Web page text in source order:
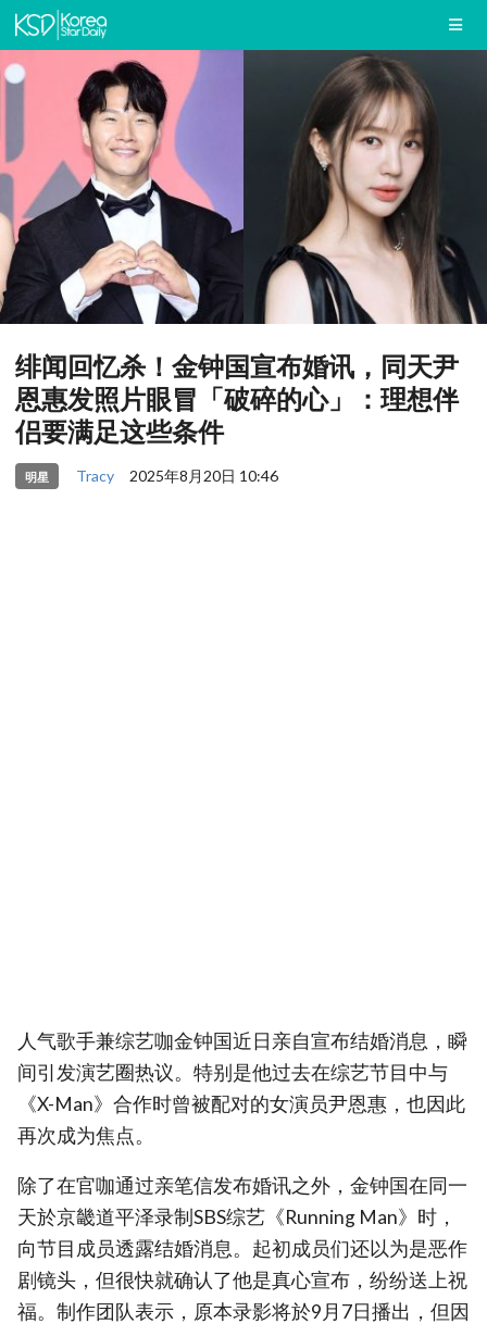
绯闻回忆杀！金钟国宣布婚讯，同天尹
恩惠发照片眼冒「破碎的心」：理想伴
侣要满足这些条件
明星 Tracy 2025年8月20日 10:46
人气歌手兼综艺咖金钟国近日亲自宣布结婚消息，瞬
间引发演艺圈热议。特别是他过去在综艺节目中与
《X-Man》合作时曾被配对的女演员尹恩惠，也因此
再次成为焦点。
除了在官咖通过亲笔信发布婚讯之外，金钟国在同一
天於京畿道平泽录制SBS综艺《Running Man》时，
向节目成员透露结婚消息。起初成员们还以为是恶作
剧镜头，但很快就确认了他是真心宣布，纷纷送上祝
福。制作团队表示，原本录影将於9月7日播出，但因